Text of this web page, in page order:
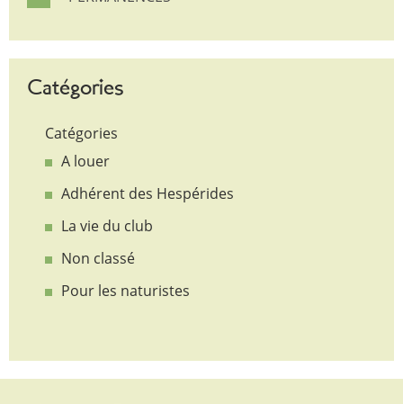
Catégories
Catégories
A louer
Adhérent des Hespérides
La vie du club
Non classé
Pour les naturistes